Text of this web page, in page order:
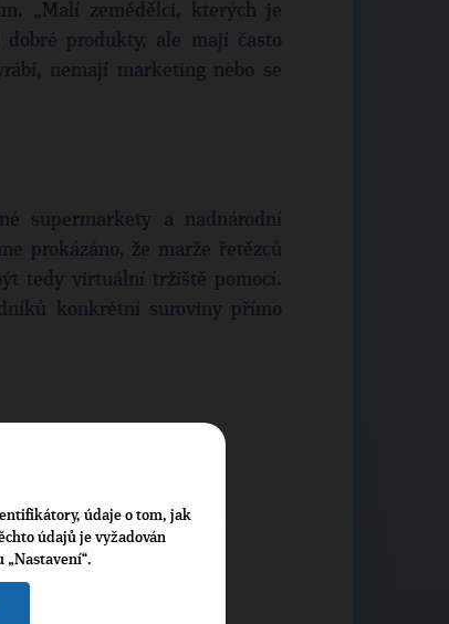
„Malí zemědělci, kterých je
produkty, ale mají často
nemají marketing nebo se
supermarkety a nadnárodní
prokázáno, že marže řetězců
tedy virtuální tržiště pomocí.
konkrétní suroviny přímo
údaje o tom, jak
údajů je vyžadován